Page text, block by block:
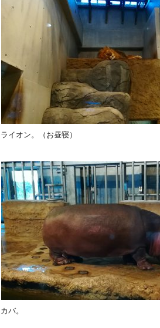
ライオン。（お昼寝）
カバ。